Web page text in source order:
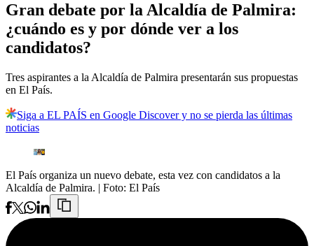
Gran debate por la Alcaldía de Palmira:
¿cuándo es y por dónde ver a los
candidatos?
Tres aspirantes a la Alcaldía de Palmira presentarán sus propuestas
en El País.
Siga a EL PAÍS en Google Discover y no se pierda las últimas
noticias
El País organiza un nuevo debate, esta vez con candidatos a la
Alcaldía de Palmira. | Foto: El País